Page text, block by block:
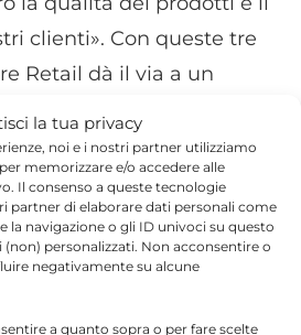
la tua privacy
noi e i nostri partner utilizziamo
memorizzare e/o accedere alle
Il consenso a queste tecnologie
partner di elaborare dati personali come
navigazione o gli ID univoci su questo
personalizzati. Non acconsentire o
negativamente su alcune
a quanto sopra o per fare scelte
clienti». Con queste tre
Retail dà il via a un
nel Sud Italia,
innovazione in un nuovo